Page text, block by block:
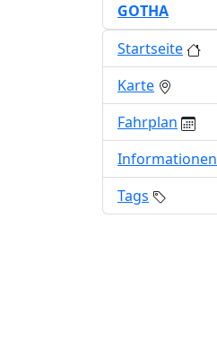
GOTHA
Startseite
Karte
Fahrplan
Informationen
Tags